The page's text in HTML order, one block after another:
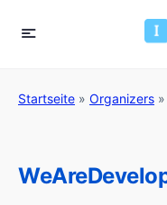
Startseite » Organizers »